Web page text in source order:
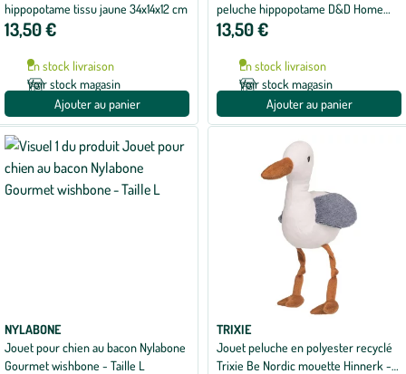
hippopotame tissu jaune 34x14x12 cm
13,50 €
En stock livraison
Voir stock magasin
Ajouter au panier
peluche hippopotame D&D Home
Emmy - 30 x 14 x 15 cm
13,50 €
En stock livraison
Voir stock magasin
Ajouter au panier
NYLABONE
Jouet pour chien au bacon Nylabone
Gourmet wishbone - Taille L
TRIXIE
Jouet peluche en polyester recyclé
Trixie Be Nordic mouette Hinnerk -